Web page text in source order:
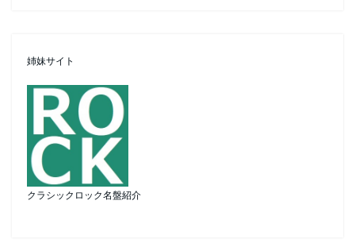
姉妹サイト
クラシックロック名盤紹介